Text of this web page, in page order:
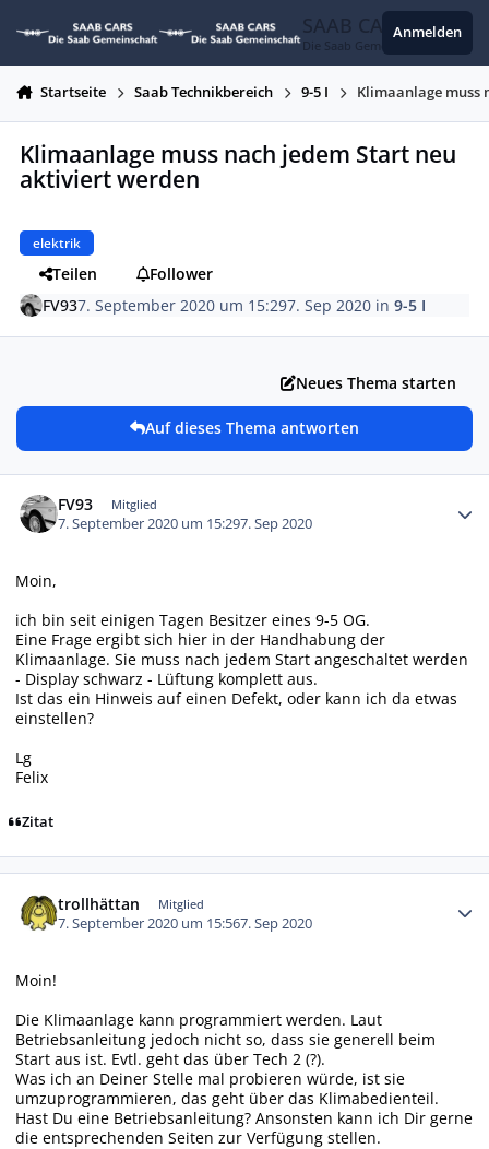
SAAB CARS
Die Saab Gemeinschaft
Anmelden
Startseite Saab Technikbereich 9-5 I Klimaanlage muss
Klimaanlage muss nach jedem Start neu
aktiviert werden
elektrik
Teilen
Follower
FV937. September 2020 um 15:297. Sep 2020 in9-5 I
Neues Thema starten
Auf dieses Thema antworten
FV93 Mitglied
7. September 2020 um 15:297. Sep 2020
Moin,
ich bin seit einigen Tagen Besitzer eines 9-5 OG.
Eine Frage ergibt sich hier in der Handhabung der
Klimaanlage. Sie muss nach jedem Start angeschaltet werden
- Display schwarz - Lüftung komplett aus.
Ist das ein Hinweis auf einen Defekt, oder kann ich da etwas
einstellen?
Lg
Felix
Zitat
trollhättan Mitglied
7. September 2020 um 15:567. Sep 2020
Moin!
Die Klimaanlage kann programmiert werden. Laut
Betriebsanleitung jedoch nicht so, dass sie generell beim
Start aus ist. Evtl. geht das über Tech 2 (?).
Was ich an Deiner Stelle mal probieren würde, ist sie
umzuprogrammieren, das geht über das Klimabedienteil.
Hast Du eine Betriebsanleitung? Ansonsten kann ich Dir gerne
die entsprechenden Seiten zur Verfügung stellen.